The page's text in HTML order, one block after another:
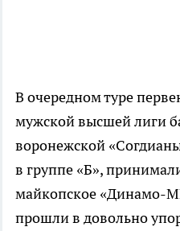
В очередном туре
мужской высшей лиги
воронежской
в группе «Б»,
майкопское «Динамо-
прошли в довольно